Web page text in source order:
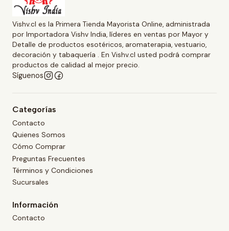
Vishv.cl es la Primera Tienda Mayorista Online, administrada
por Importadora Vishv India, líderes en ventas por Mayor y
Detalle de productos esotéricos, aromaterapia, vestuario,
decoración y tabaquería . En Vishv.cl usted podrá comprar
productos de calidad al mejor precio.
Síguenos
Categorías
Contacto
Quienes Somos
Cómo Comprar
Preguntas Frecuentes
Términos y Condiciones
Sucursales
Información
Contacto